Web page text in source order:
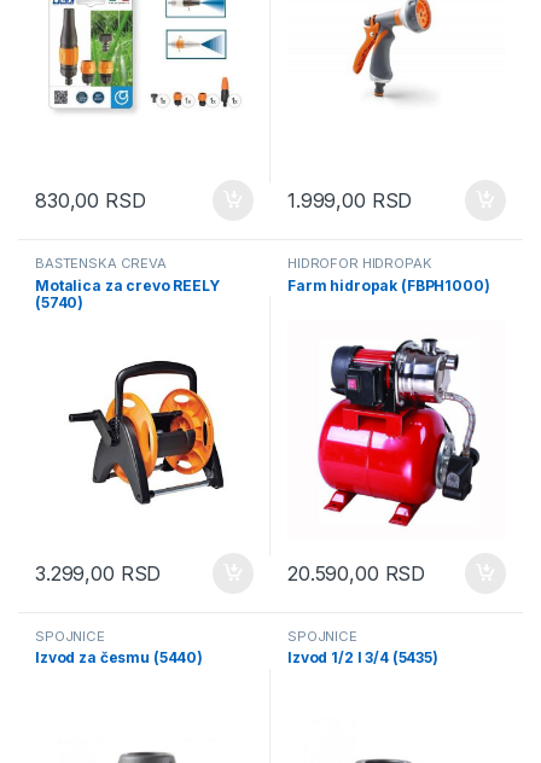
830,00 RSD 1.999,00 RSD
BAŠTENSKA CREVA
Motalica za crevo REELY
(5740)
3.299,00 RSD
HIDROFOR HIDROPAK
Farm hidropak (FBPH1000)
20.590,00 RSD
SPOJNICE
Izvod za česmu (5440)
SPOJNICE
Izvod 1/2 I 3/4 (5435)